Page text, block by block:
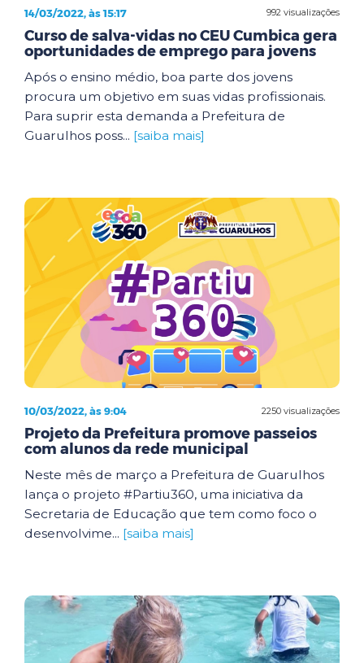
992 visualizações
14/03/2022, às 15:17
Curso de salva-vidas no CEU Cumbica gera
oportunidades de emprego para jovens
Após o ensino médio, boa parte dos jovens
procura um objetivo em suas vidas profissionais.
Para suprir esta demanda a Prefeitura de
Guarulhos poss... [saiba mais]
2250 visualizações
10/03/2022, às 9:04
Projeto da Prefeitura promove passeios
com alunos da rede municipal
Neste mês de março a Prefeitura de Guarulhos
lança o projeto #Partiu360, uma iniciativa da
Secretaria de Educação que tem como foco o
desenvolvime... [saiba mais]